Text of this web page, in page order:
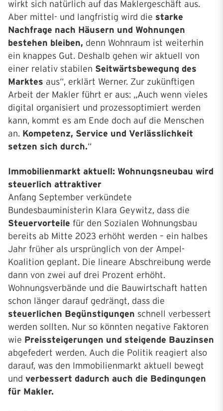
wirkt sich natürlich auf das Maklergeschäft aus.
Aber mittel- und langfristig wird die starke
Nachfrage nach Häusern und Wohnungen
bestehen bleiben, denn Wohnraum ist weiterhin
ein knappes Gut. Deshalb gehen wir aktuell von
einer relativ stabilen Seitwärtsbewegung des
Marktes aus“, erklärt Werner. Zur zukünftigen
Arbeit der Makler führt er aus: „Auch wenn vieles
digital organisiert und prozessoptimiert werden
kann, kommt es am Ende doch auf die Menschen
an. Kompetenz, Service und Verlässlichkeit
setzen sich durch.“
Immobilienmarkt aktuell: Wohnungsneubau wird
steuerlich attraktiver
Anfang September verkündete
Bundesbauministerin Klara Geywitz, dass die
Steuervorteile für den Sozialen Wohnungsbau
bereits ab Mitte 2023 erhöht werden – ein halbes
Jahr früher als ursprünglich von der Ampel-
Koalition geplant. Die lineare Abschreibung werde
dann von zwei auf drei Prozent erhöht.
Wohnungsverbände und die Bauwirtschaft hatten
schon länger darauf gedrängt, dass die
steuerlichen Begünstigungen schnell verbessert
werden sollten. Nur so könnten negative Faktoren
wie Preissteigerungen und steigende Bauzinsen
abgefedert werden. Auch die Politik reagiert also
darauf, was den Immobilienmarkt aktuell bewegt
und verbessert dadurch auch die Bedingungen
für Makler.